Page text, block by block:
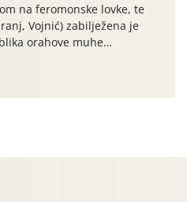
na feromonske lovke, te
Vojnić) zabilježena je
orahove muhe
brojnost može se objasniti
nasadima s vrlo malim